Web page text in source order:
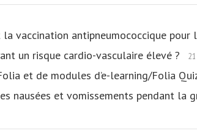
vaccination antipneumococcique pour
un risque cardio-vasculaire élevé ?
et de modules d’e-learning/Folia
nausées et vomissements pendant la